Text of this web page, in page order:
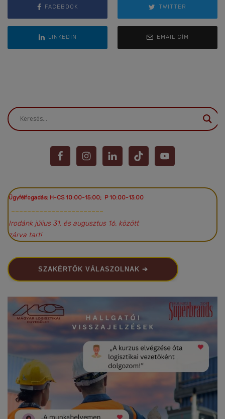
FACEBOOK TWITTER
LINKEDIN EMAIL CÍM
Ügyfélfogadás: H-CS 10:00-15:00; P 10:00-13:00
~~~~~~~~~~~~~~~~~~~~~~~
Irodánk július 31. és augusztus 16. között
zárva tart!
SZAKÉRTŐK VÁLASZOLNAK ➔